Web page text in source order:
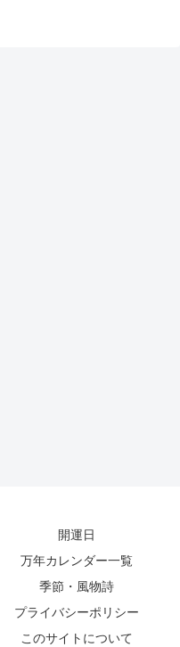
開運日
万年カレンダー一覧
季節・風物詩
プライバシーポリシー
このサイトについて